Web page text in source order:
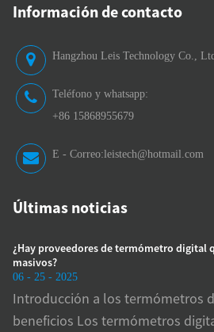
Información de contacto
Hangzhou Leis Technology Co.,
Teléfono y whatsapp:
+86 15868955679
E - Correo:leistech@hotmail.com
Últimas noticias
¿Hay proveedores de termómetro digital
masivos?
06 - 25 - 2025
Introducción a los termómetros
beneficios Los termómetros